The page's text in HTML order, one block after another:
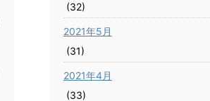
(32)
2021年5月
(31)
2021年4月
(33)